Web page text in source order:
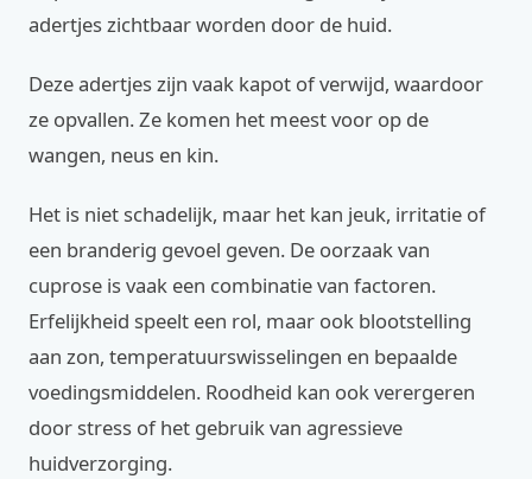
adertjes zichtbaar worden door de huid.
Deze adertjes zijn vaak kapot of verwijd, waardoor
ze opvallen. Ze komen het meest voor op de
wangen, neus en kin.
Het is niet schadelijk, maar het kan jeuk, irritatie of
een branderig gevoel geven. De oorzaak van
cuprose is vaak een combinatie van factoren.
Erfelijkheid speelt een rol, maar ook blootstelling
aan zon, temperatuurswisselingen en bepaalde
voedingsmiddelen. Roodheid kan ook verergeren
door stress of het gebruik van agressieve
huidverzorging.